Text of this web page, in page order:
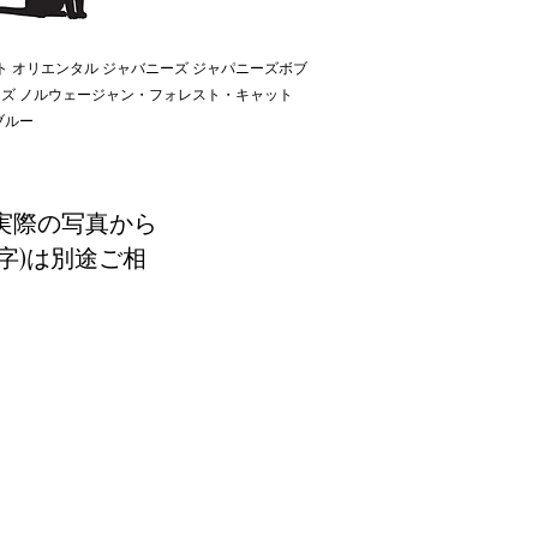
オリエンタル ジャバニーズ ジャパニーズボブ
ノルウェージャン・フォレスト・キャット
ルー
際の写真から
)は別途ご相